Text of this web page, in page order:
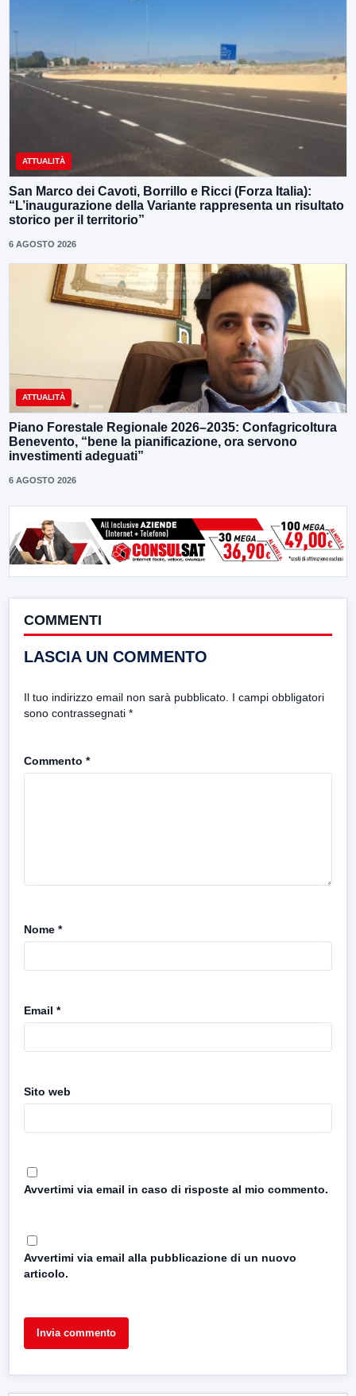
ATTUALITÀ
San Marco dei Cavoti, Borrillo e Ricci (Forza Italia):
“L’inaugurazione della Variante rappresenta un risultato
storico per il territorio”
6 AGOSTO 2026
ATTUALITÀ
Piano Forestale Regionale 2026–2035: Confagricoltura
Benevento, “bene la pianificazione, ora servono
investimenti adeguati”
6 AGOSTO 2026
COMMENTI
LASCIA UN COMMENTO
Il tuo indirizzo email non sarà pubblicato. I campi obbligatori
sono contrassegnati *
Commento *
Nome *
Email *
Sito web
Avvertimi via email in caso di risposte al mio commento.
Avvertimi via email alla pubblicazione di un nuovo
articolo.